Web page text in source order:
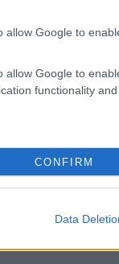
allow Google to
allow Google to
functionality
CONFIRM
Data
una area enorme.a
?! Poi ci sono le A
l'AS di
elettrica.